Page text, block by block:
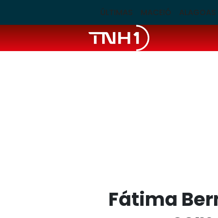
ÚLTIMAS MACEIÓ ALAGOAS
Fátima